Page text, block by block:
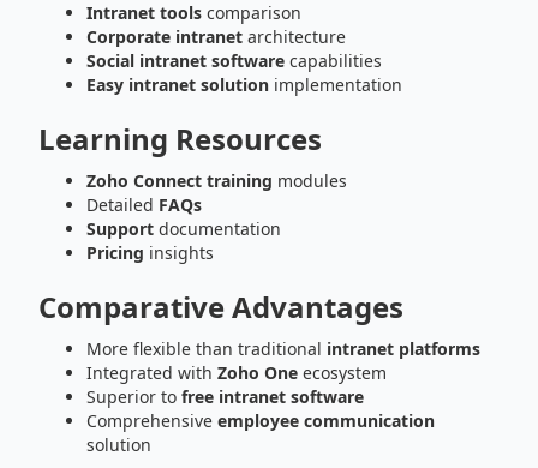
Intranet tools comparison
Corporate intranet architecture
Social intranet software capabilities
Easy intranet solution implementation
Learning Resources
Zoho Connect training modules
Detailed FAQs
Support documentation
Pricing insights
Comparative Advantages
More flexible than traditional intranet platforms
Integrated with Zoho One ecosystem
Superior to free intranet software
Comprehensive employee communication
solution